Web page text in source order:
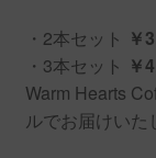
・2本セット ￥
・3本セット ￥
Warm Hearts
ルでお届けいた